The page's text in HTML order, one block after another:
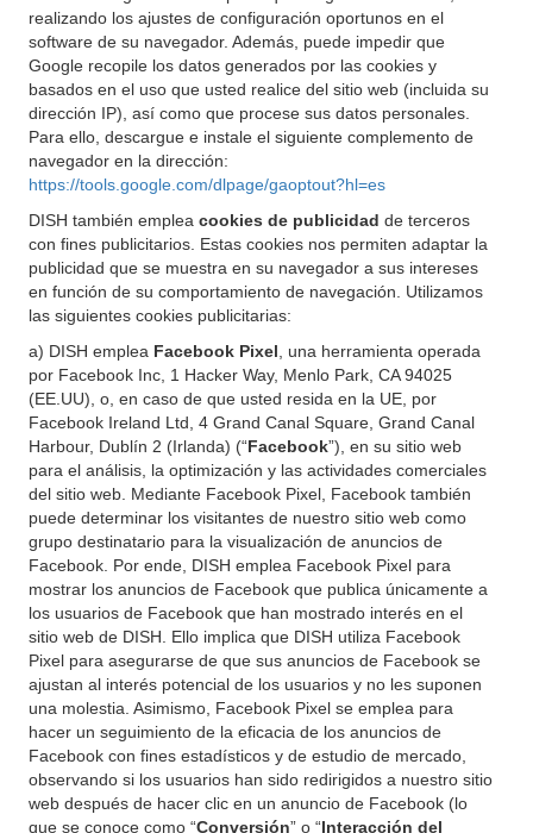
realizando los ajustes de configuración oportunos en el
software de su navegador. Además, puede impedir que
Google recopile los datos generados por las cookies y
basados en el uso que usted realice del sitio web (incluida su
dirección IP), así como que procese sus datos personales.
Para ello, descargue e instale el siguiente complemento de
navegador en la dirección:
https://tools.google.com/dlpage/gaoptout?hl=es
DISH también emplea cookies de publicidad de terceros
con fines publicitarios. Estas cookies nos permiten adaptar la
publicidad que se muestra en su navegador a sus intereses
en función de su comportamiento de navegación. Utilizamos
las siguientes cookies publicitarias:
a) DISH emplea Facebook Pixel , una herramienta operada
por Facebook Inc, 1 Hacker Way, Menlo Park, CA 94025
(EE.UU), o, en caso de que usted resida en la UE, por
Facebook Ireland Ltd, 4 Grand Canal Square, Grand Canal
Harbour, Dublín 2 (Irlanda) (“Facebook”), en su sitio web
para el análisis, la optimización y las actividades comerciales
del sitio web. Mediante Facebook Pixel, Facebook también
puede determinar los visitantes de nuestro sitio web como
grupo destinatario para la visualización de anuncios de
Facebook. Por ende, DISH emplea Facebook Pixel para
mostrar los anuncios de Facebook que publica únicamente a
los usuarios de Facebook que han mostrado interés en el
sitio web de DISH. Ello implica que DISH utiliza Facebook
Pixel para asegurarse de que sus anuncios de Facebook se
ajustan al interés potencial de los usuarios y no les suponen
una molestia. Asimismo, Facebook Pixel se emplea para
hacer un seguimiento de la eficacia de los anuncios de
Facebook con fines estadísticos y de estudio de mercado,
observando si los usuarios han sido redirigidos a nuestro sitio
web después de hacer clic en un anuncio de Facebook (lo
que se conoce como “Conversión” o “Interacción del